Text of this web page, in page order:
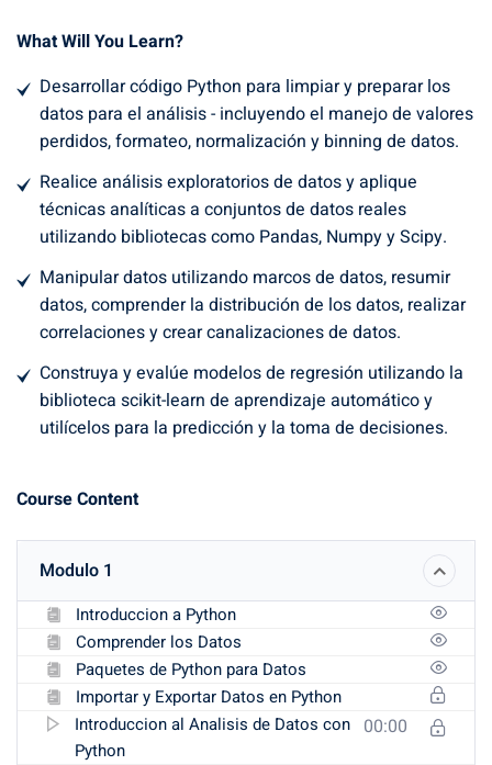
What Will You Learn?
Desarrollar código Python para limpiar y preparar los
datos para el análisis - incluyendo el manejo de valores
perdidos, formateo, normalización y binning de datos.
Realice análisis exploratorios de datos y aplique
técnicas analíticas a conjuntos de datos reales
utilizando bibliotecas como Pandas, Numpy y Scipy.
Manipular datos utilizando marcos de datos, resumir
datos, comprender la distribución de los datos, realizar
correlaciones y crear canalizaciones de datos.
Construya y evalúe modelos de regresión utilizando la
biblioteca scikit-learn de aprendizaje automático y
utilícelos para la predicción y la toma de decisiones.
Course Content
Modulo 1
Introduccion a Python
Comprender los Datos
Paquetes de Python para Datos
Importar y Exportar Datos en Python
Introduccion al Analisis de Datos con
Python
00:00